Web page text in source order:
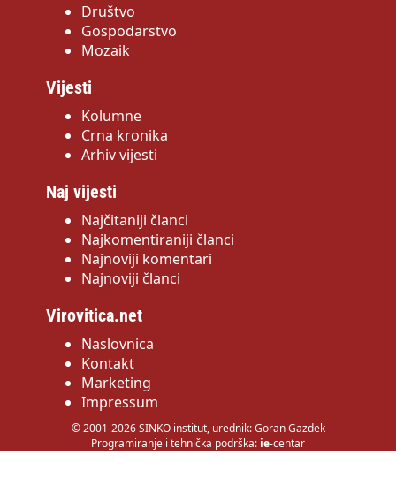
Društvo
Gospodarstvo
Mozaik
Vijesti
Kolumne
Crna kronika
Arhiv vijesti
Naj vijesti
Najčitaniji članci
Najkomentiraniji članci
Najnoviji komentari
Najnoviji članci
Virovitica.net
Naslovnica
Kontakt
Marketing
Impressum
© 2001-2026 SINKO institut, urednik: Goran Gazdek
Programiranje i tehnička podrška: ie-centar